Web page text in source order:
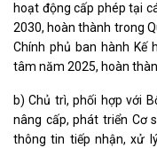
hoạt động cấp phép tại
2030, hoàn thành trong
Chính phủ ban hành Kế
tâm năm 2025, hoàn
b) Chủ trì, phối hợp với
nâng cấp, phát triển Cơ
thông tin tiếp nhận, xử